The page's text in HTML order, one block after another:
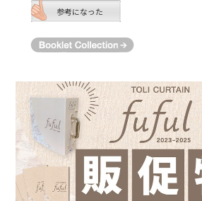
参考になった